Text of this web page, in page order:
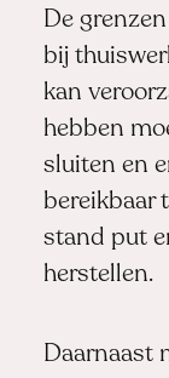
De
bij
kan
hebben
sluiten en
bereikbaar
stand put
herstellen.
Daarnaast